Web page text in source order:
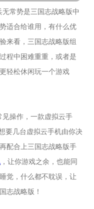
常势是三国志战略版中
适合给谁用，有什么优
来看，三国志战略版组
程中困难重重，或者是
轻松休闲玩一个游戏
见操作，一款虚拟云手
要几台虚拟云手机由你决
配合上三国志战略版手
，让你游戏之余，也能同
觉，什么都不耽误，让
志战略版 ！